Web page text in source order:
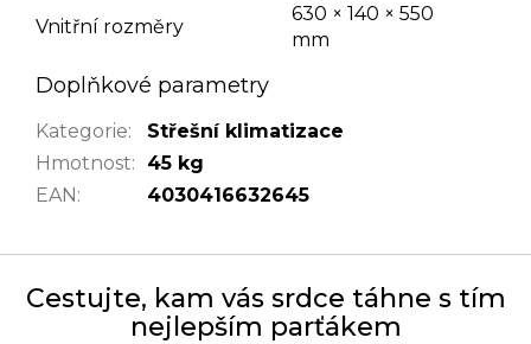
Vnitřní rozměry
630 × 140 × 550
mm
Doplňkové parametry
Kategorie:
Střešní klimatizace
Hmotnost:
45 kg
EAN: 4030416632645
Cestujte, kam vás srdce táhne s tím
nejlepším parťákem